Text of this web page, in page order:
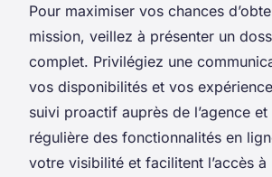
Pour maximiser vos chances
mission, veillez à présenter un
complet. Privilégiez une
vos disponibilités et vos
suivi proactif auprès de l’agence
régulière des fonctionnalités en
votre visibilité et facilitent l’accès à